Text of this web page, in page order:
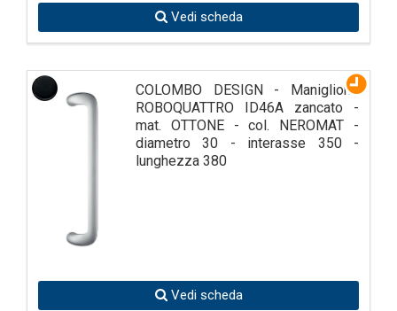
Vedi scheda
COLOMBO DESIGN - Maniglione
ROBOQUATTRO ID46A zancato -
mat. OTTONE - col. NEROMAT -
diametro 30 - interasse 350 -
lunghezza 380
Vedi scheda